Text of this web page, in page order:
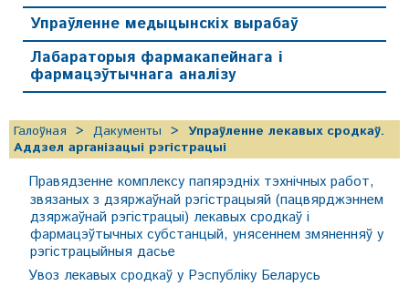
Упраўленне медыцынскіх вырабаў
Лабараторыя фармакапейнага і
фармацэўтычнага аналізу
Галоўная Дакументы
Упраўленне лекавых сродкаў.
Аддзел арганізацыі рэгістрацыі
Правядзенне комплексу папярэдніх тэхнічных работ,
звязаных з дзяржаўнай рэгістрацыяй (пацвярджэннем
дзяржаўнай рэгістрацыі) лекавых сродкаў і
фармацэўтычных субстанцый, унясеннем змяненняў у
рэгістрацыйныя дасье
Увоз лекавых сродкаў у Рэспубліку Беларусь